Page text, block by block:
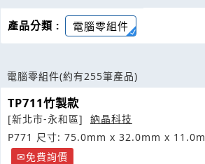
產品分類 : 電腦零組件
電腦零組件(約有255筆產品)
TP711竹製款
[新北市-永和區]
納晶科技
P771 尺寸: 75.0mm x 32.0mm x
免費詢價